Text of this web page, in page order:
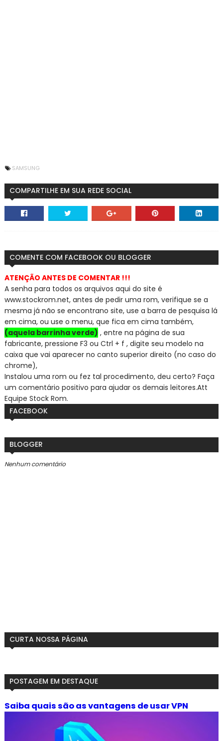
SAMSUNG
COMPARTILHE EM SUA REDE SOCIAL
COMENTE COM FACEBOOK OU BLOGGER
ATENÇÃO ANTES DE COMENTAR !!!
A senha para todos os arquivos aqui do site é
www.stockrom.net, antes de pedir uma rom, verifique se a
mesma já não se encontrano site, use a barra de pesquisa lá
em cima, ou use o menu, que fica em cima também,
(aquela barrinha verde) , entre na página de sua
fabricante, pressione F3 ou Ctrl + f , digite seu modelo na
caixa que vai aparecer no canto superior direito (no caso do
chrome),
Instalou uma rom ou fez tal procedimento, deu certo? Faça
um comentário positivo para ajudar os demais leitores.Att
Equipe Stock Rom.
FACEBOOK
BLOGGER
Nenhum comentário
CURTA NOSSA PÁGINA
POSTAGEM EM DESTAQUE
Saiba quais são as vantagens de usar VPN